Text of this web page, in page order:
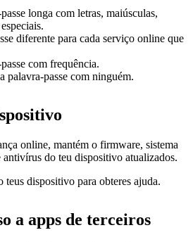
longa com letras, maiúsculas,
diferente para cada serviço online que
com frequência.
palavra-passe com ninguém.
online, mantém o firmware, sistema
do teu dispositivo atualizados.
teus dispositivo para obteres ajuda.
a apps de terceiros